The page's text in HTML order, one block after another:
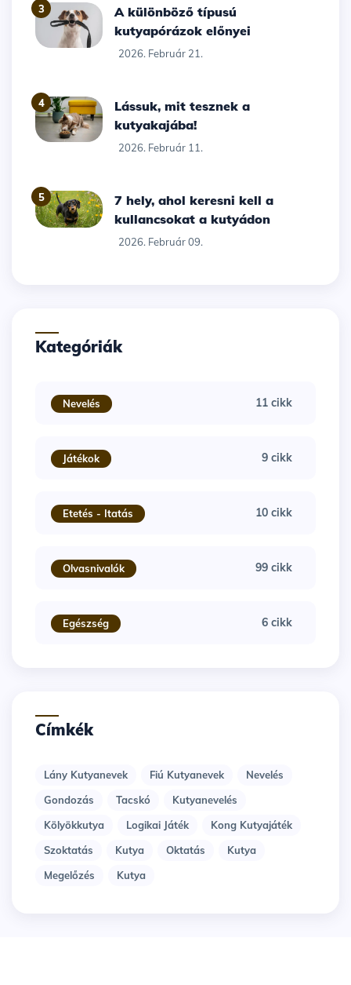
3
A különböző típusú
kutyapórázok előnyei
2026. Február 21.
4
Lássuk, mit tesznek a
kutyakajába!
2026. Február 11.
5
7 hely, ahol keresni kell a
kullancsokat a kutyádon
2026. Február 09.
Kategóriák
Nevelés 11 cikk
Játékok 9 cikk
Etetés - Itatás 10 cikk
Olvasnivalók 99 cikk
Egészség 6 cikk
Címkék
Lány Kutyanevek Fiú Kutyanevek
Nevelés
Gondozás
Tacskó
Kutyanevelés
Kölyökkutya
Logikai Játék
Kong Kutyajáték
Szoktatás
Kutya Oktatás
Kutya
Megelőzés
Kutya